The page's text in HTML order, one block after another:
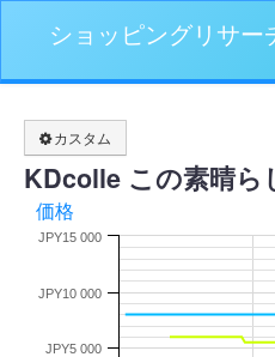
ショッピングリサー
カスタム
KDcolle この素晴ら
価格
JPY5 000
JPY10 000
JPY15 000